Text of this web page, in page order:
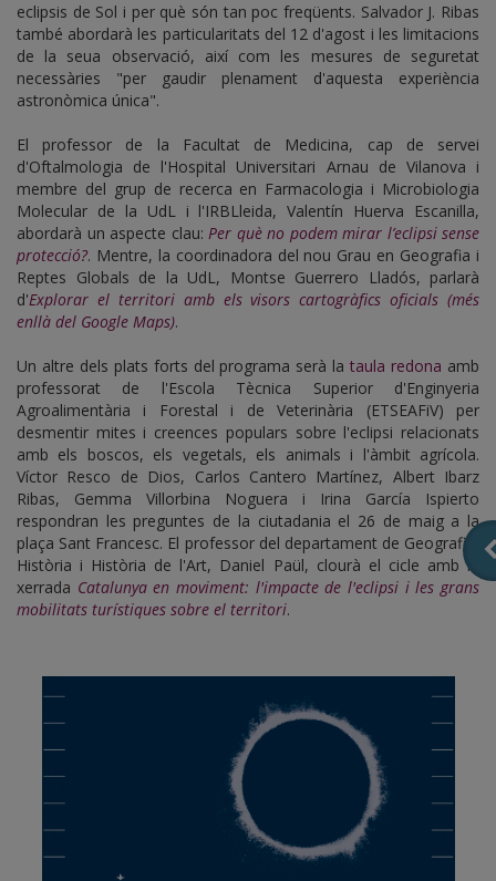
eclipsis de Sol i per què són tan poc freqüents. Salvador J. Ribas
també abordarà les particularitats del 12 d'agost i les limitacions
de la seua observació, així com les mesures de seguretat
necessàries "per gaudir plenament d'aquesta experiència
astronòmica única".
El professor de la Facultat de Medicina, cap de servei
d'Oftalmologia de l'Hospital Universitari Arnau de Vilanova i
membre del grup de recerca en Farmacologia i Microbiologia
Molecular de la UdL i l'IRBLleida, Valentín Huerva Escanilla,
abordarà un aspecte clau: Per què no podem mirar l’eclipsi sense
protecció?. Mentre, la coordinadora del nou Grau en Geografia i
Reptes Globals de la UdL, Montse Guerrero Lladós, parlarà
d'Explorar el territori amb els visors cartogràfics oficials (més
enllà del Google Maps).
Un altre dels plats forts del programa serà lataula redona amb
professorat de l'Escola Tècnica Superior d'Enginyeria
Agroalimentària i Forestal i de Veterinària (ETSEAFiV) per
desmentir mites i creences populars sobre l'eclipsi relacionats
amb els boscos, els vegetals, els animals i l'àmbit agrícola.
Víctor Resco de Dios, Carlos Cantero Martínez, Albert Ibarz
Ribas, Gemma Villorbina Noguera i Irina García Ispierto
respondran les preguntes de la ciutadania el 26 de maig a la
plaça Sant Francesc. El professor del departament de Geografia,
Història i Història de l'Art, Daniel Paül, clourà el cicle amb la
xerrada Catalunya en moviment: l'impacte de l'eclipsi i les grans
mobilitats turístiques sobre el territori.